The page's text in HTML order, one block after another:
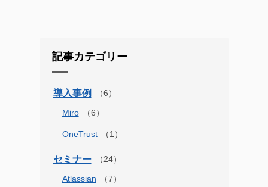
記事カテゴリー
導入事例
Miro
OneTrust
セミナー
Atlassian